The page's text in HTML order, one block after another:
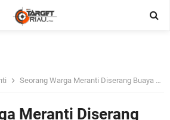
Seorang Warga Meranti Diserang Buaya di Sungai Penyagun
Meranti Diserang